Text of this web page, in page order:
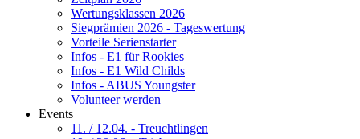
Wertungsklassen 2026
Siegprämien 2026 - Tageswertung
Vorteile Serienstarter
Infos - E1 für Rookies
Infos - E1 Wild Childs
Infos - ABUS Youngster
Volunteer werden
Events
11. / 12.04. - Treuchtlingen